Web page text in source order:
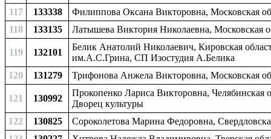
117
133338
Филиппова Оксана Викторовна, Московская
118
133135 Латышева Виктория Николаевна, Московская
119 132101
Белик Анатолий Николаевич, Кировская
им.А.С.Грина, СП Изостудия А.Белика
120
131279 Трифонова Анжела Викторовна, Московская
121 130992
Прокопенко Лариса Викторовна, Челябинская
Дворец культуры
122
130825
Сороколетова Марина Федоровна,